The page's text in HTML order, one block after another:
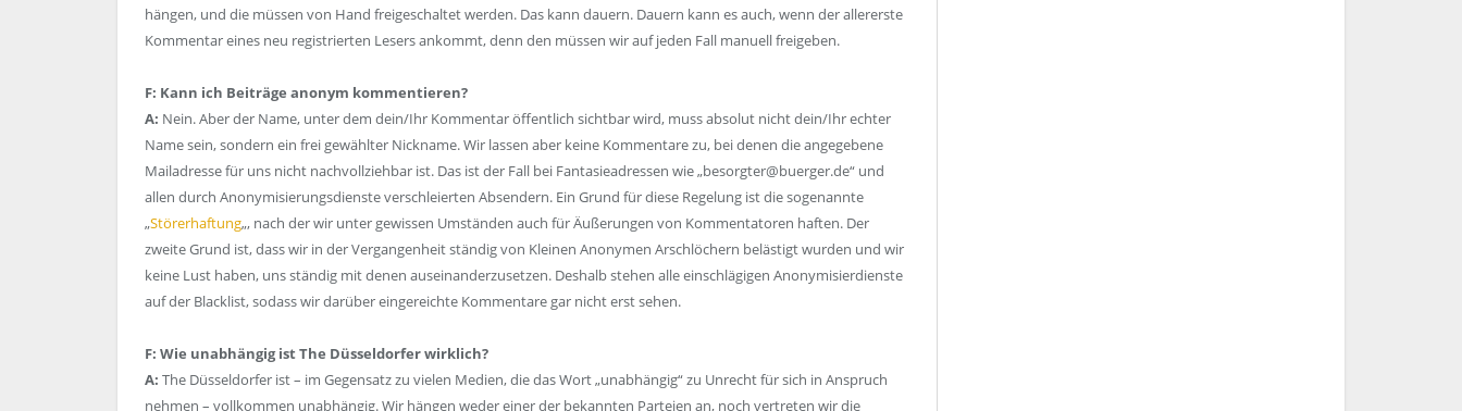
hängen, und die müssen von Hand freigeschaltet werden. Das kann dauern. Dauern kann es auch, wenn der allererste
Kommentar eines neu registrierten Lesers ankommt, denn den müssen wir auf jeden Fall manuell freigeben.
F: Kann ich Beiträge anonym kommentieren?
A: Nein. Aber der Name, unter dem dein/Ihr Kommentar öffentlich sichtbar wird, muss absolut nicht dein/Ihr echter
Name sein, sondern ein frei gewählter Nickname. Wir lassen aber keine Kommentare zu, bei denen die angegebene
Mailadresse für uns nicht nachvollziehbar ist. Das ist der Fall bei Fantasieadressen wie „besorgter@buerger.de“ und
allen durch Anonymisierungsdienste verschleierten Absendern. Ein Grund für diese Regelung ist die sogenannte
„Störerhaftung„, nach der wir unter gewissen Umständen auch für Äußerungen von Kommentatoren haften. Der
zweite Grund ist, dass wir in der Vergangenheit ständig von Kleinen Anonymen Arschlöchern belästigt wurden und wir
keine Lust haben, uns ständig mit denen auseinanderzusetzen. Deshalb stehen alle einschlägigen Anonymisierdienste
auf der Blacklist, sodass wir darüber eingereichte Kommentare gar nicht erst sehen.
F: Wie unabhängig ist The Düsseldorfer wirklich?
A: The Düsseldorfer ist – im Gegensatz zu vielen Medien, die das Wort „unabhängig“ zu Unrecht für sich in Anspruch
nehmen – vollkommen unabhängig. Wir hängen weder einer der bekannten Parteien an, noch vertreten wir die